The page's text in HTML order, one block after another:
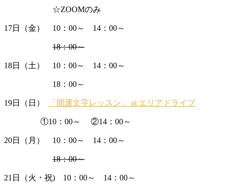
☆ZOOMのみ
17日（金） 10：00～ 14：00～
18：00～
18日（土） 10：00～ 14：00～
18：00～
19日（日） 「開運文字レッスン」 at エリアドライブ
①10：00～ ②14：00～
20日（月） 10：00～ 14：00～
18：00～
21日（火・祝) 10：00～ 14：00～